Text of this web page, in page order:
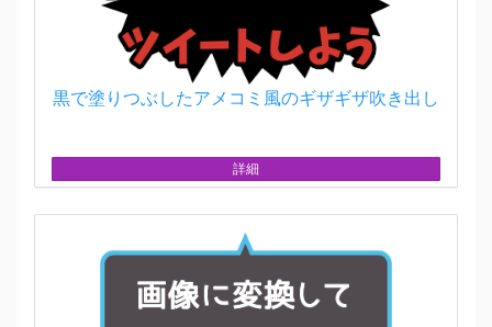
黒で塗りつぶしたアメコミ風のギザギザ吹き出し
詳細